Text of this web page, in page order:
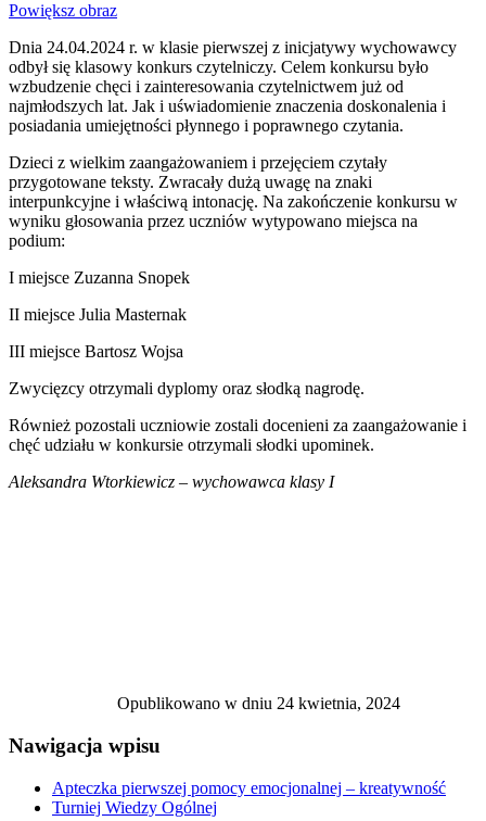
Powiększ obraz
Dnia 24.04.2024 r. w klasie pierwszej z inicjatywy wychowawcy
odbył się klasowy konkurs czytelniczy. Celem konkursu było
wzbudzenie chęci i zainteresowania czytelnictwem już od
najmłodszych lat. Jak i uświadomienie znaczenia doskonalenia i
posiadania umiejętności płynnego i poprawnego czytania.
Dzieci z wielkim zaangażowaniem i przejęciem czytały
przygotowane teksty. Zwracały dużą uwagę na znaki
interpunkcyjne i właściwą intonację. Na zakończenie konkursu w
wyniku głosowania przez uczniów wytypowano miejsca na
podium:
I miejsce Zuzanna Snopek
II miejsce Julia Masternak
III miejsce Bartosz Wojsa
Zwycięzcy otrzymali dyplomy oraz słodką nagrodę.
Również pozostali uczniowie zostali docenieni za zaangażowanie i
chęć udziału w konkursie otrzymali słodki upominek.
Aleksandra Wtorkiewicz – wychowawca klasy I
Opublikowano w dniu 24 kwietnia, 2024
Nawigacja wpisu
Apteczka pierwszej pomocy emocjonalnej – kreatywność
Turniej Wiedzy Ogólnej